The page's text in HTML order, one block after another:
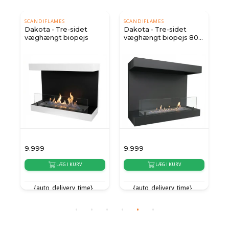
SCANDIFLAMES
Dakota - Tre-sidet
væghængt biopejs
9.999
LÆG I KURV
{auto_delivery_time}
SCANDIFLAMES
Dakota - Tre-sidet
væghængt biopejs 80
9.999
LÆG I KURV
{auto_delivery_time}